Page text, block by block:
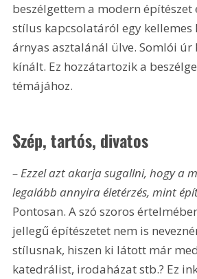
beszélgettem a modern építészet
stílus kapcsolatáról egy
árnyas asztalánál ülve. Somlói
kínált. Ez hozzátartozik a
témájához.
Szép, tartós, divatos
– Ezzel azt akarja sugallni, hogy a
legalább annyira életérzés, mint
Pontosan. A szó szoros
jellegű építészetet nem is
stílusnak, hiszen ki látott már
katedrálist, irodaházat stb.? Ez